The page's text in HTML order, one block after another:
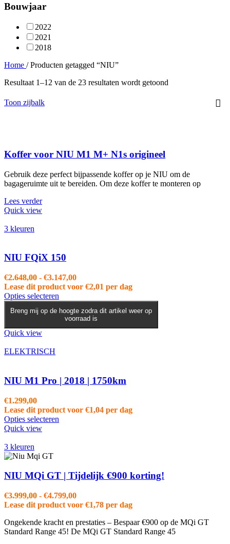
Bouwjaar
2022
2021
2018
Home / Producten getagged “NIU”
Resultaat 1–12 van de 23 resultaten wordt getoond
Toon zijbalk
Koffer voor NIU M1 M+ N1s origineel
Gebruik deze perfect bijpassende koffer op je NIU om de
bagageruimte uit te bereiden. Om deze koffer te monteren op
Lees verder
Quick view
3 kleuren
NIU FQiX 150
€2.648,00 - €3.147,00Prijsklasse:
€2.648,00
€3.147,00
Lease dit product voor €2,01 per dag
Opties selecteren
product
heeft
meerdere
worden
op
productpagina
Breng mij op de hoogte zodra dit artikel weer op
voorraad is
Quick view
ELEKTRISCH
NIU M1 Pro | 2018 | 1750km
€1.299,00
Lease dit product voor €1,04 per dag
Opties selecteren
Quick view
3 kleuren
NIU MQi GT | Tijdelijk €900 korting!
€3.999,00 - €4.799,00Prijsklasse:
€3.999,00
€4.799,00
Lease dit product voor €1,78 per dag
Ongekende kracht en prestaties – Bespaar €900 op de MQi GT
Standard Range 45! De MQi GT Standard Range 45